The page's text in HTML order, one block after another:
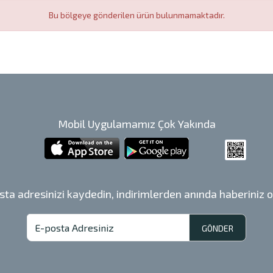
Bu bölgeye gönderilen ürün bulunmamaktadır.
Mobil Uygulamamız Çok Yakında
adresinizi kaydedin, indirimlerden anında haberiniz
GÖNDER